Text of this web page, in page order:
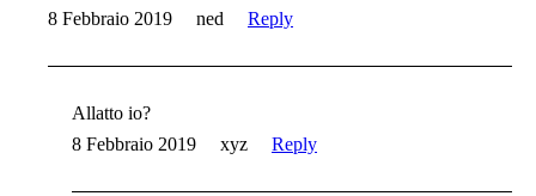
8 Febbraio 2019
ned Reply
Allatto io?
8 Febbraio 2019
xyz Reply